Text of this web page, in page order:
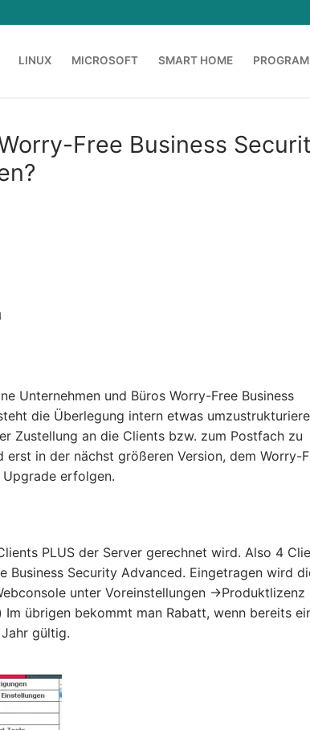
LINUX MICROSOFT SMART HOME
Free Business
Unternehmen und Büros Worry-Free Business
die Überlegung intern etwas
Zustellung an die Clients bzw. zum Postfach zu
in der nächst größeren Version, dem Worry-
Upgrade erfolgen.
PLUS der Server gerechnet wird. Also 4
Business Security Advanced. Eingetragen wird
unter Voreinstellungen ->Produktlizenz
Im übrigen bekommt man Rabatt, wenn bereits
gültig.